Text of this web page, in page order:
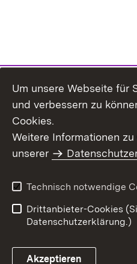
Benutzungshinweise
Um unsere Webseite für
und verbessern zu
Cookies.
Weitere Informationen
unserer
Technisch notwendige
Drittanbieter-Cookies
Datenschutzerklärung.)
Akzeptieren